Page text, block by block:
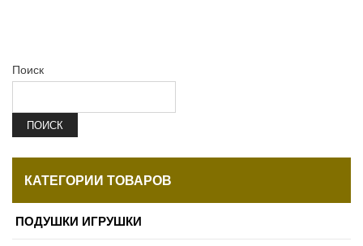
Поиск
ПОИСК
КАТЕГОРИИ ТОВАРОВ
ПОДУШКИ ИГРУШКИ